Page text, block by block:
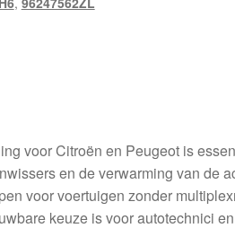
voor Citroën en Peugeot is
en de verwarming van de
voor voertuigen zonder
keuze is voor autotechnici